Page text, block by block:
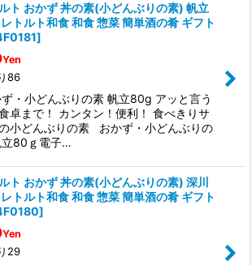
ト おかず 丼の素(小どんぶりの素) 帆立
トルト和食 和食 惣菜 簡単酒の肴 ギフト
]
Yen
86
・小どんぶりの素 帆立80g アッと言う
卓まで！ カンタン！便利！ 食べきりサ
小どんぶりの素 おかず・小どんぶりの
立80ｇ電子…
ト おかず 丼の素(小どんぶりの素) 深川
トルト和食 和食 惣菜 簡単酒の肴 ギフト
]
Yen
29